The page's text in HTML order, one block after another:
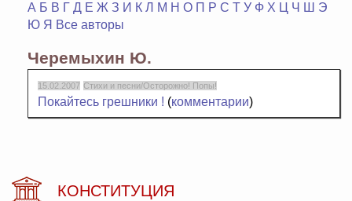
А Б В Г Д Е Ж З И К Л М Н О П Р С Т У Ф Х Ц Ч Ш
Э
Ю Я Все авторы
Черемыхин Ю.
15.02.2007 Стихи и песни/Осторожно! Попы!
Покайтесь грешники ! (комментарии)
КОНСТИТУЦИЯ